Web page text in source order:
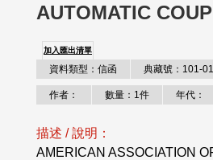
AUTOMATIC
加入匯出清單
資料類型：信函 典藏號：101-
作者： 數量：1件 年代：
描述 / 說明：
AMERICAN ASSOCIATION